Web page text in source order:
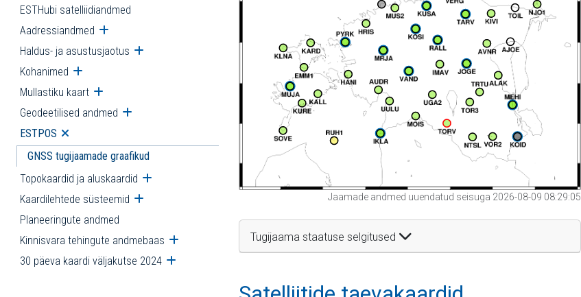
ESTHubi satelliidiandmed
Aadressiandmed Ava alammenüü
Haldus- ja asustusjaotus Ava alammenüü
Kohanimed Ava alammenüü
Mullastiku kaart Ava alammenüü
Geodeetilised andmed Ava alammenüü
ESTPOS Ava alammenüü
GNSS tugijaamade graafikud
Topokaardid ja aluskaardid Ava alammenüü
Kaardilehtede süsteemid Ava alammenüü
Planeeringute andmed
Kinnisvara tehingute andmebaas Ava alammenüü
30 päeva kaardi väljakutse 2024 Ava alammenüü
Jaamade andmed uuendatud seisuga 2026-08-09 08:29:05
Tugijaama staatuse selgitused